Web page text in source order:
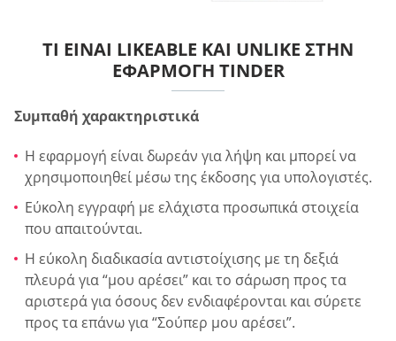
ΤΙ ΕΊΝΑΙ LIKEABLE ΚΑΙ UNLIKE ΣΤΗΝ
ΕΦΑΡΜΟΓΉ TINDER
Συμπαθή χαρακτηριστικά
Η εφαρμογή είναι δωρεάν για λήψη και μπορεί να
χρησιμοποιηθεί μέσω της έκδοσης για υπολογιστές.
Εύκολη εγγραφή με ελάχιστα προσωπικά στοιχεία
που απαιτούνται.
Η εύκολη διαδικασία αντιστοίχισης με τη δεξιά
πλευρά για “μου αρέσει” και το σάρωση προς τα
αριστερά για όσους δεν ενδιαφέρονται και σύρετε
προς τα επάνω για “Σούπερ μου αρέσει”.